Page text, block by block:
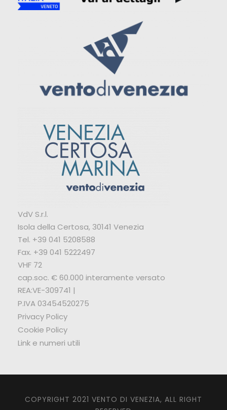
VdV S.r.l.
Isola della Certosa, 30141 Venezia
Tel. +39 041 5208588
Fax. +39 041 5222497
VHF 72
cap.soc. € 60.000 interamente versato
REA:VE-309741 |
P.IVA 03454520275
Privacy Policy
Cookie Policy
Link e numeri utili
COPYRIGHT 2021 VENTO DI VENEZIA, ALL RIGHT